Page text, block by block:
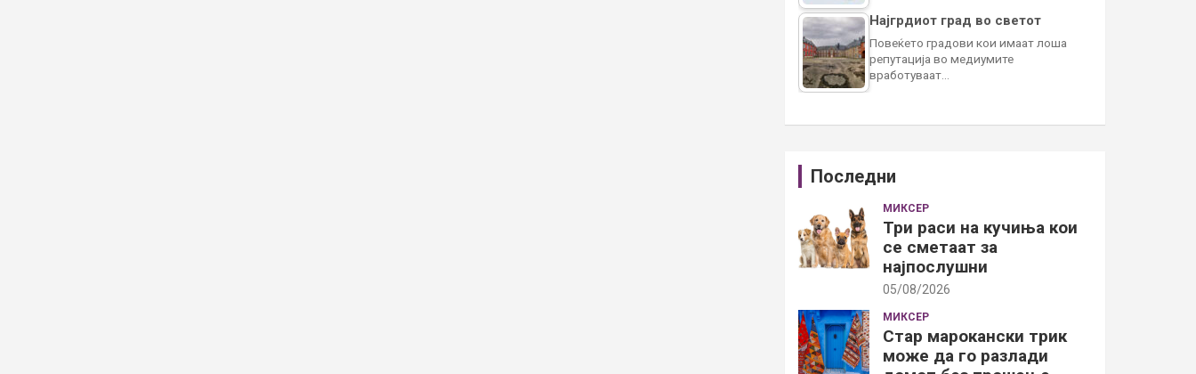
Најгрдиот град во светот
Повеќето градови кои имаат лоша
репутација во медиумите
вработуваат…
Последни
МИКСЕР
Три раси на кучиња кои
се сметаат за
најпослушни
05/08/2026
МИКСЕР
Стар марокански трик
може да го разлади